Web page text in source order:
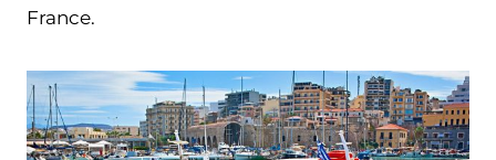
France.